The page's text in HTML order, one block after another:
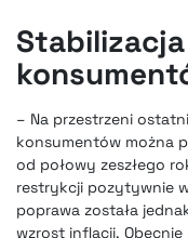
– Na przestrzeni
konsumentów można
od połowy zeszłego
restrykcji pozytywnie
poprawa została
wzrost inflacji.